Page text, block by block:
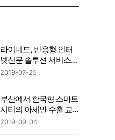
라이네드, 반응형 인터
넷신문 솔루션 서비스…
이벤트 진행중
2019-07-25
부산에서 한국형 스마트
시티의 아세안 수출 교
두보 마련
2019-09-04